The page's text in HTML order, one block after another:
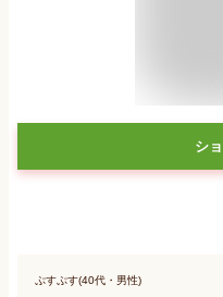
シ
ぷすぷす(40代・男性)